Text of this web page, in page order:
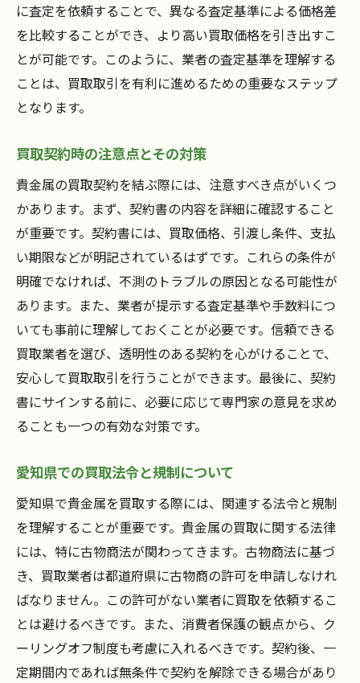
に査定を依頼することで、異なる査定基準による価格差
を比較することができ、より高い買取価格を引き出すこ
とが可能です。このように、業者の査定基準を理解する
ことは、買取取引を有利に進めるための重要なステップ
となります。
買取契約時の注意点とその対策
貴金属の買取契約を結ぶ際には、注意すべき点がいくつ
かあります。まず、契約書の内容を詳細に確認すること
が重要です。契約書には、買取価格、引渡し条件、支払
い期限などが明記されているはずです。これらの条件が
明確でなければ、不測のトラブルの原因となる可能性が
あります。また、業者が提示する査定基準や手数料につ
いても事前に理解しておくことが必要です。信頼できる
買取業者を選び、透明性のある契約を心がけることで、
安心して買取取引を行うことができます。最後に、契約
書にサインする前に、必要に応じて専門家の意見を求め
ることも一つの有効な対策です。
愛知県での買取法令と規制について
愛知県で貴金属を買取する際には、関連する法令と規制
を理解することが重要です。貴金属の買取に関する法律
には、特に古物商法が関わってきます。古物商法に基づ
き、買取業者は都道府県に古物商の許可を申請しなけれ
ばなりません。この許可がない業者に買取を依頼するこ
とは避けるべきです。また、消費者保護の観点から、ク
ーリングオフ制度も考慮に入れるべきです。契約後、一
定期間内であれば無条件で契約を解除できる場合があり